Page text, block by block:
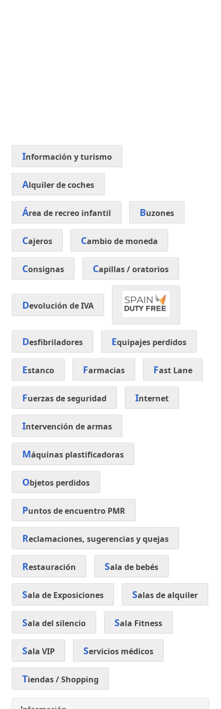
Información y turismo
Alquiler de coches
Área de recreo infantil Buzones
Cajeros Cambio de moneda
Consignas Capillas / oratorios
Devolución de IVA
Desfibriladores Equipajes perdidos
Estanco Farmacias Fast Lane
Fuerzas de seguridad Internet
Intervención de armas
Máquinas plastificadoras
Objetos perdidos
Puntos de encuentro PMR
Reclamaciones, sugerencias y quejas
Restauración Sala de bebés
Sala de Exposiciones Salas de alquiler
Sala del silencio Sala Fitness
Sala VIP Servicios médicos
Tiendas / Shopping